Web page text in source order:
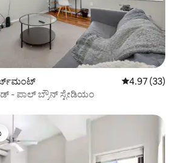
5 ರಲ್ಲಿ 4.97
4.97 (33)
- ಪಾಲ್ ಬ್ರೌನ್ ಸ್ಟೇಡಿಯಂ